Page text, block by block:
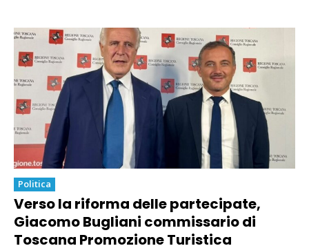
Politica
Verso la riforma delle partecipate,
Giacomo Bugliani commissario di
Toscana Promozione Turistica